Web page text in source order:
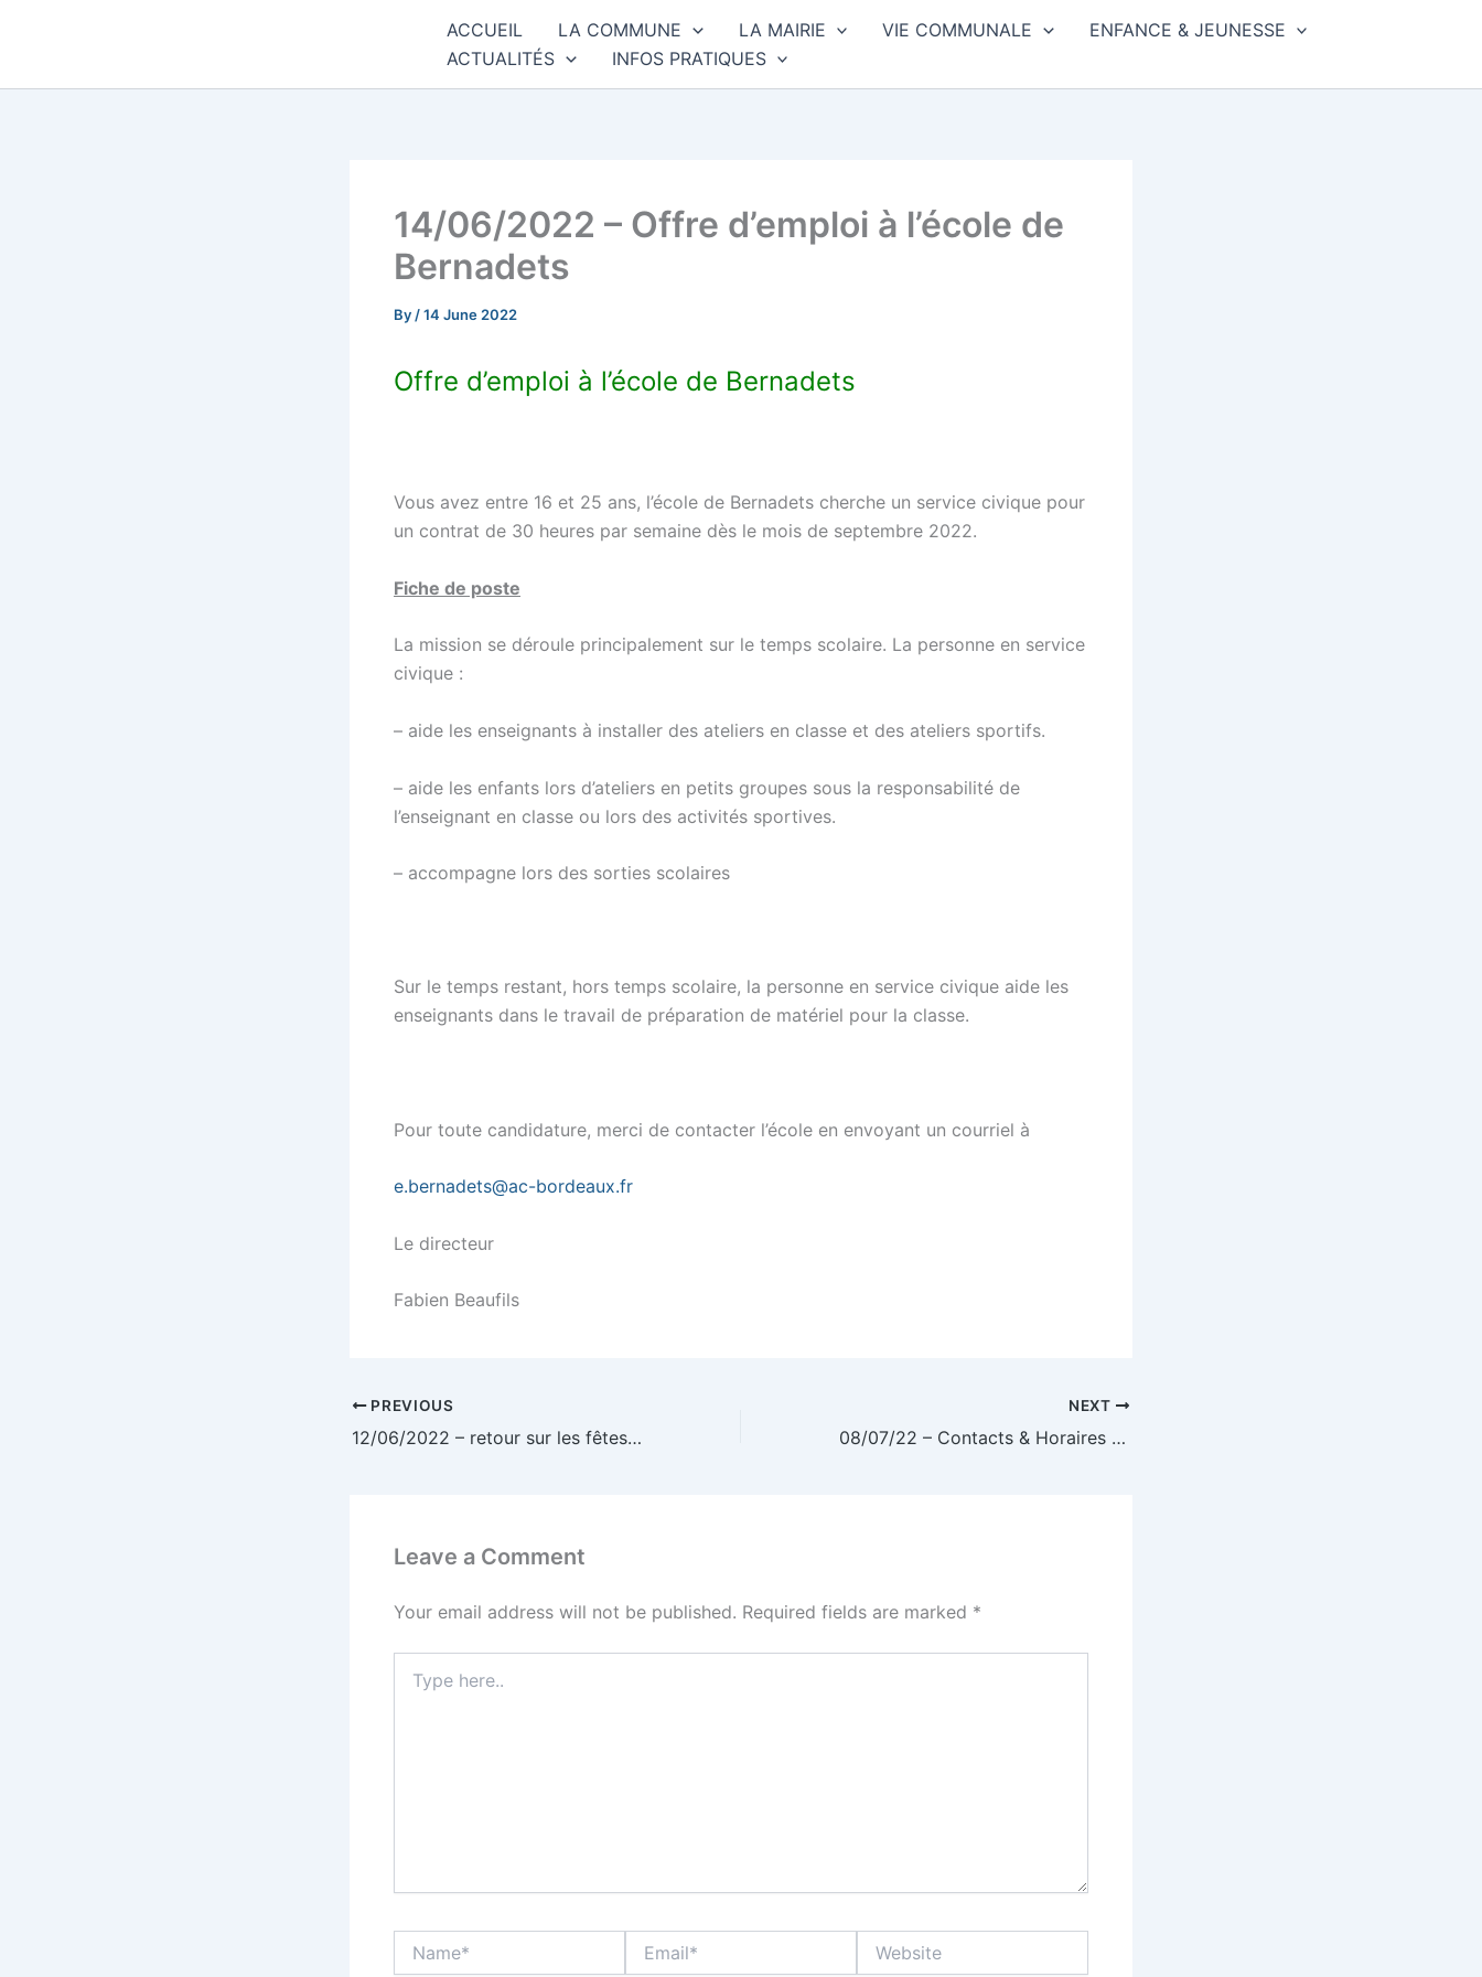
ACCUEIL LA COMMUNE LA MAIRIE VIE COMMUNALE
ENFANCE & JEUNESSE
ACTUALITÉS
INFOS PRATIQUES
14/06/2022 – Offre d’emploi à l’école de
Bernadets
By /14 June 2022
Offre d’emploi à l’école de Bernadets
Vous avez entre 16 et 25 ans, l’école de Bernadets cherche un service civique pour
un contrat de 30 heures par semaine dès le mois de septembre 2022.
Fiche de poste
La mission se déroule principalement sur le temps scolaire. La personne en service
civique :
– aide les enseignants à installer des ateliers en classe et des ateliers sportifs.
– aide les enfants lors d’ateliers en petits groupes sous la responsabilité de
l’enseignant en classe ou lors des activités sportives.
– accompagne lors des sorties scolaires
Sur le temps restant, hors temps scolaire, la personne en service civique aide les
enseignants dans le travail de préparation de matériel pour la classe.
Pour toute candidature, merci de contacter l’école en envoyant un courriel à
e.bernadets@ac-bordeaux.fr
Le directeur
Fabien Beaufils
PREVIOUS
12/06/2022 – retour sur les fêtes de Bernadets
NEXT
08/07/22 – Contacts & Horaires d’été 2022 (mois de Juillet)
Leave a Comment
Your email address will not be published. Required fields are marked *
here..